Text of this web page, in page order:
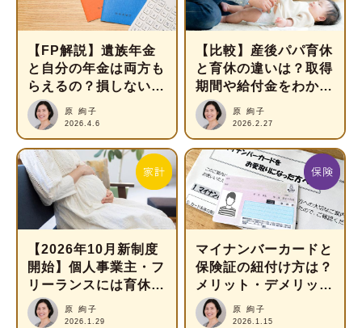
【FP解説】遺族年金
と自分の年金は両方も
らえるの？損しない受
け取り方を紹介
原 絢子
2026.4.6
【比較】産後パパ育休
と育休の違いは？取得
期間や給付金をわかり
やすく解説
原 絢子
2026.2.27
【2026年10月新制度
開始】個人事業主・フ
リーランスには育休が
ない？利用できる支援
制度を解説
原 絢子
2026.1.29
マイナンバーカードと
保険証の紐付け方は？
メリット・デメリット
も解説原 絢子
2026.1.15